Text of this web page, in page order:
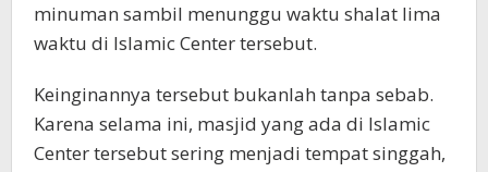
minuman sambil menunggu waktu shalat lima
waktu di Islamic Center tersebut.
Keinginannya tersebut bukanlah tanpa sebab.
Karena selama ini, masjid yang ada di Islamic
Center tersebut sering menjadi tempat singgah,